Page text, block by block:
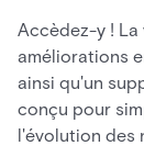
Accèdez-y ! La
améliorations
ainsi qu'un
conçu pour
l'évolution des